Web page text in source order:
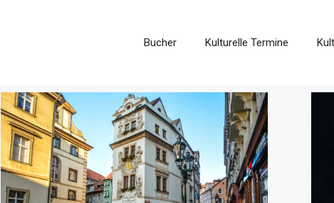
Bucher Kulturelle Termine